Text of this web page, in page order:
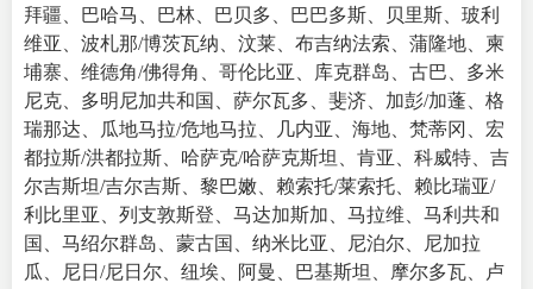
拜疆、巴哈马、巴林、巴贝多、巴巴多斯、贝里斯、玻利
维亚、波札那/博茨瓦纳、汶莱、布吉纳法索、蒲隆地、柬
埔寨、维德角/佛得角、哥伦比亚、库克群岛、古巴、多米
尼克、多明尼加共和国、萨尔瓦多、斐济、加彭/加蓬、格
瑞那达、瓜地马拉/危地马拉、几内亚、海地、梵蒂冈、宏
都拉斯/洪都拉斯、哈萨克/哈萨克斯坦、肯亚、科威特、吉
尔吉斯坦/吉尔吉斯、黎巴嫩、赖索托/莱索托、赖比瑞亚/
利比里亚、列支敦斯登、马达加斯加、马拉维、马利共和
国、马绍尔群岛、蒙古国、纳米比亚、尼泊尔、尼加拉
瓜、尼日/尼日尔、纽埃、阿曼、巴基斯坦、摩尔多瓦、卢